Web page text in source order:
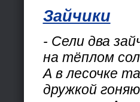
Зайчики
- Сели два
на тёплом
А в лесочке
дружкой